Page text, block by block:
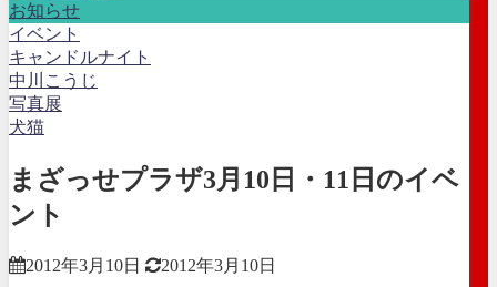
お知らせ
イベント
キャンドルナイト
中川こうじ
写真展
犬猫
まざっせプラザ3月10日・11日のイベ
ント
2012年3月10日 2012年3月10日